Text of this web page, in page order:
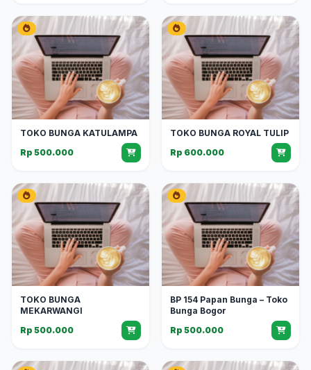
TOKO BUNGA KATULAMPA
Rp 500.000
TOKO BUNGA ROYAL TULIP
Rp 600.000
TOKO BUNGA
MEKARWANGI
Rp 500.000
BP 154 Papan Bunga – Toko
Bunga Bogor
Rp 500.000